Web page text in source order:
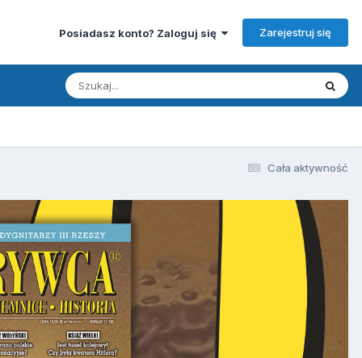
Posiadasz konto? Zaloguj się Zarejestruj się
Cała aktywność